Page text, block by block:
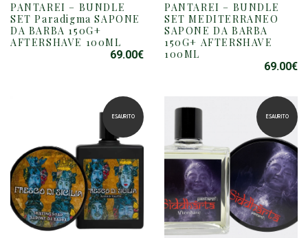
PANTAREI – BUNDLE
SET Paradigma SAPONE
DA BARBA 150G+
AFTERSHAVE 100ML
69.00€
PANTAREI – BUNDLE
SET MEDITERRANEO
SAPONE DA BARBA
150G+ AFTERSHAVE
100ML
69.00€
ESAURITO ESAURITO